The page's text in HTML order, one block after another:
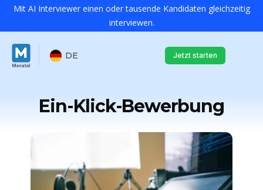
Mit AI Interviewer einen oder tausende Kandidaten gleichzeitig
interviewen.
DE Jetzt starten
Ein-Klick-Bewerbung